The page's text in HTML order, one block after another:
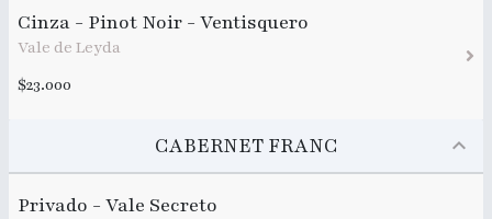
Cinza - Pinot Noir - Ventisquero
Vale de Leyda
$23.000
CABERNET FRANC
Privado - Vale Secreto